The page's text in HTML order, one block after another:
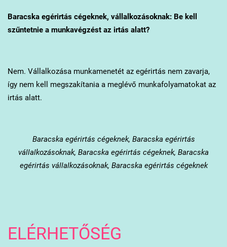
Baracskaegérirtás cégeknek, vállalkozásoknak: Be kell
szűntetnie a munkavégzést az irtás alatt?
Nem. Vállalkozása munkamenetét az egérirtás nem zavarja,
így nem kell megszakítania a meglévő munkafolyamatokat az
irtás alatt.
Baracska egérirtás cégeknek, Baracska egérirtás
vállalkozásoknak, Baracska egérirtás cégeknek, Baracska
egérirtás vállalkozásoknak, Baracska egérirtás cégeknek
ELÉRHETŐSÉG